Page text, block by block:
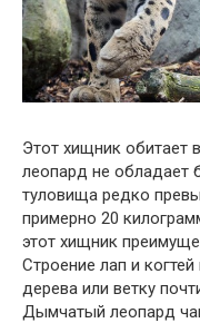
Этот хищник
леопард не обладает
туловища редко
примерно 20
этот хищник
Строение лап и
дерева или ветку
Дымчатый леопард